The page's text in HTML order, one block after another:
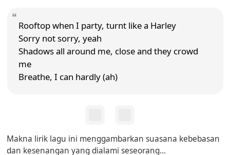
Rooftop when I party, turnt like a Harley
Sorry not sorry, yeah
Shadows all around me, close and they crowd
me
Breathe, I can hardly (ah)
Makna lirik lagu ini menggambarkan suasana kebebasan
dan kesenangan yang dialami seseorang...